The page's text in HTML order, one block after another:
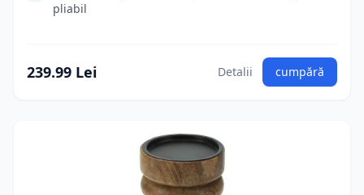
pliabil
239.99 Lei Detalii cumpără